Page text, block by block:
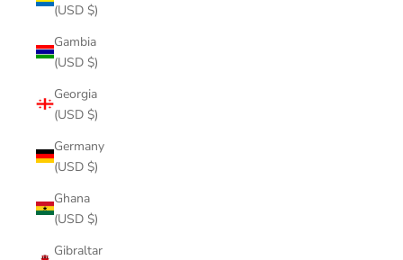
(USD $)
Gambia
(USD $)
Georgia
(USD $)
Germany
(USD $)
Ghana
(USD $)
Gibraltar